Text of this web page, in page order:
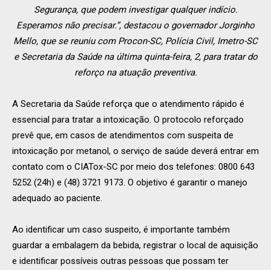
Segurança, que podem investigar qualquer indício.
Esperamos não precisar.”, destacou o governador Jorginho
Mello, que se reuniu com Procon-SC, Polícia Civil, Imetro-SC
e Secretaria da Saúde na última quinta-feira, 2, para tratar do
reforço na atuação preventiva.
A Secretaria da Saúde reforça que o atendimento rápido é
essencial para tratar a intoxicação. O protocolo reforçado
prevê que, em casos de atendimentos com suspeita de
intoxicação por metanol, o serviço de saúde deverá entrar em
contato com o CIATox-SC por meio dos telefones: 0800 643
5252 (24h) e (48) 3721 9173. O objetivo é garantir o manejo
adequado ao paciente.
Ao identificar um caso suspeito, é importante também
guardar a embalagem da bebida, registrar o local de aquisição
e identificar possíveis outras pessoas que possam ter